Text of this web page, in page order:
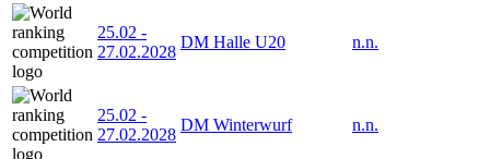
25.02 -
27.02.2028
DM Halle U20 n.n.
25.02 -
27.02.2028
DM Winterwurf n.n.